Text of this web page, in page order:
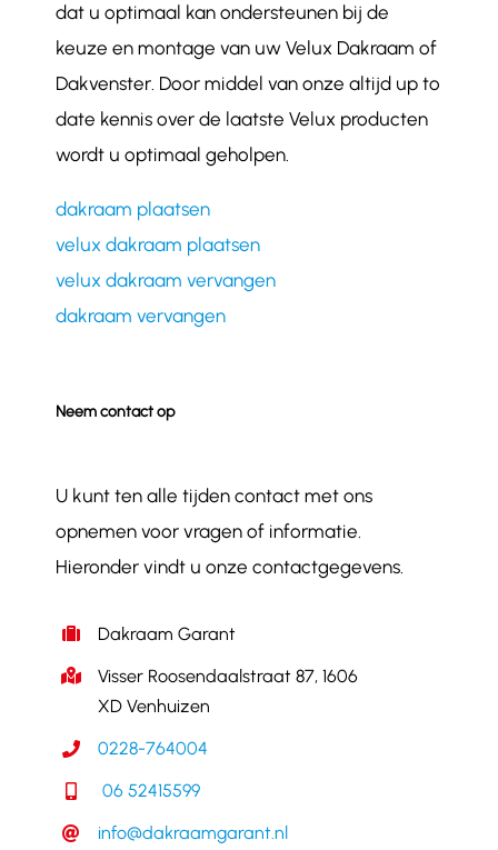
dat u optimaal kan ondersteunen bij de
keuze en montage van uw Velux Dakraam of
Dakvenster. Door middel van onze altijd up to
date kennis over de laatste Velux producten
wordt u optimaal geholpen.
dakraam plaatsen
velux dakraam plaatsen
velux dakraam vervangen
dakraam vervangen
Neem contact op
U kunt ten alle tijden contact met ons
opnemen voor vragen of informatie.
Hieronder vindt u onze contactgegevens.
Dakraam Garant
Visser Roosendaalstraat 87, 1606
XD Venhuizen
0228-764004
06 52415599
info@dakraamgarant.nl